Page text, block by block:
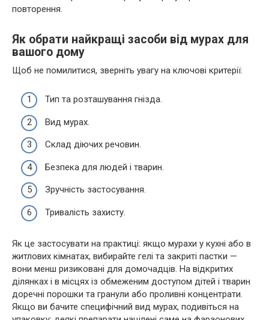
повторення.
Як обрати найкращі засоби від мурах для
вашого дому
Щоб не помилитися, зверніть увагу на ключові критерії:
Тип та розташування гнізда.
Вид мурах.
Склад діючих речовин.
Безпека для людей і тварин.
Зручність застосування.
Тривалість захисту.
Як це застосувати на практиці: якщо мурахи у кухні або в
житлових кімнатах, вибирайте гелі та закриті пастки —
вони менш ризиковані для домочадців. На відкритих
ділянках і в місцях із обмеженим доступом дітей і тварин
доречні порошки та гранули або проливні концентрати.
Якщо ви бачите специфічний вид мурах, подивіться на